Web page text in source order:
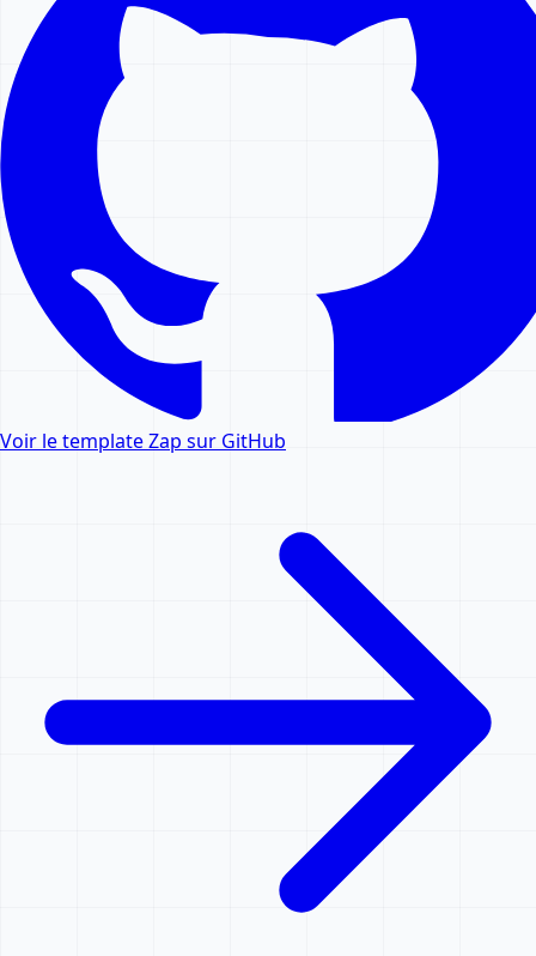
Voir le template Zap sur GitHub